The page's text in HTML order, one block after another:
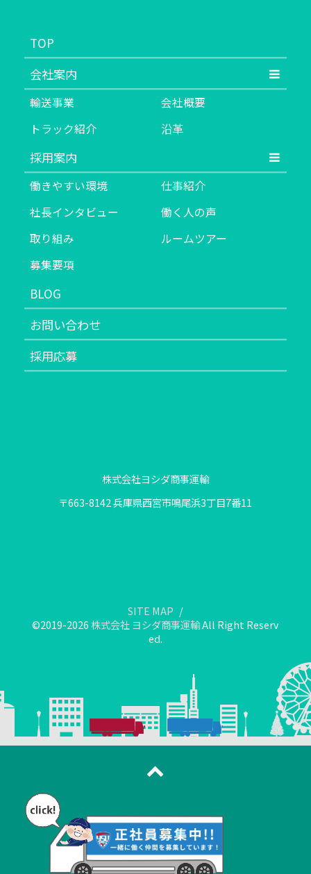
TOP
会社案内
輸送事業
会社概要
トラック紹介
沿革
採用案内
働きやすい環境
仕事紹介
社長インタビュー
働く人の声
取り組み
ルームツアー
募集要項
BLOG
お問い合わせ
採用応募
株式会社ヨシダ商事運輸
〒663-8142 兵庫県西宮市鳴尾浜3丁目7番11
SITE MAP
©2019-2026株式会社 ヨシダ商事運輸All Right Reserv
ed.